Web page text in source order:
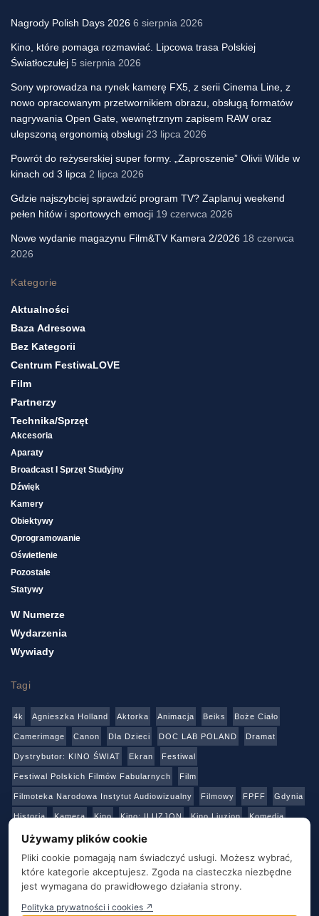
Nagrody Polish Days 2026 6 sierpnia 2026
Kino, które pomaga rozmawiać. Lipcowa trasa Polskiej
Światłoczułej 5 sierpnia 2026
Sony wprowadza na rynek kamerę FX5, z serii Cinema Line, z
nowo opracowanym przetwornikiem obrazu, obsługą formatów
nagrywania Open Gate, wewnętrznym zapisem RAW oraz
ulepszoną ergonomią obsługi 23 lipca 2026
Powrót do reżyserskiej super formy. „Zaproszenie” Olivii Wilde w
kinach od 3 lipca 2 lipca 2026
Gdzie najszybciej sprawdzić program TV? Zaplanuj weekend
pełen hitów i sportowych emocji 19 czerwca 2026
Nowe wydanie magazynu Film&TV Kamera 2/2026 18 czerwca
2026
Kategorie
Aktualności
Baza Adresowa
Bez Kategorii
Centrum FestiwaLOVE
Film
Partnerzy
Technika/sprzęt
Akcesoria
Aparaty
Broadcast I Sprzęt Studyjny
Dźwięk
Kamery
Obiektywy
Oprogramowanie
Oświetlenie
Pozostałe
Statywy
W Numerze
Wydarzenia
Wywiady
Tagi
4k Agnieszka Holland Aktorka Animacja Beiks Boże Ciało
Camerimage Canon Dla Dzieci DOC LAB POLAND Dramat
Dystrybutor: KINO ŚWIAT Ekran Festiwal
Festiwal Polskich Filmów Fabularnych Film
Filmoteka Narodowa Instytut Audiowizualny Filmowy FPFF Gdynia
Historia Kamera Kino Kino: ILUZJON Kino Liuzjon Komedia
Konkurs Netflix Online Panasonic
Produkcja Produkcja: Polska Reżyser Sony Sztuka Teatr
Telewizja Transmisja Video Warszawa Warsztaty Wideo
Używamy plików cookie
Pliki cookie pomagają nam świadczyć usługi. Możesz wybrać,
które kategorie akceptujesz. Zgoda na ciasteczka niezbędne
jest wymagana do prawidłowego działania strony.
Polityka prywatności i cookies ↗